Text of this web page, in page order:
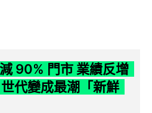
90% 門市 業績反增
代變成最潮「新鮮